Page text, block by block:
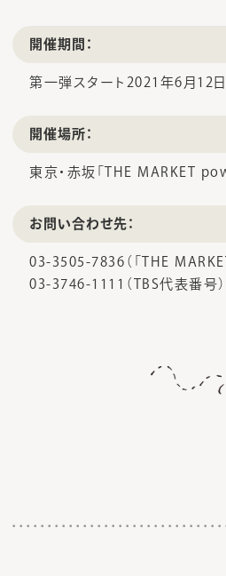
開催期間：
第一弾スタート2021年6月12
開催場所：
東京・赤坂「THE MARKET
お問い合わせ先：
03-3505-7836（「THE
03-3746-1111（TBS代表番号）